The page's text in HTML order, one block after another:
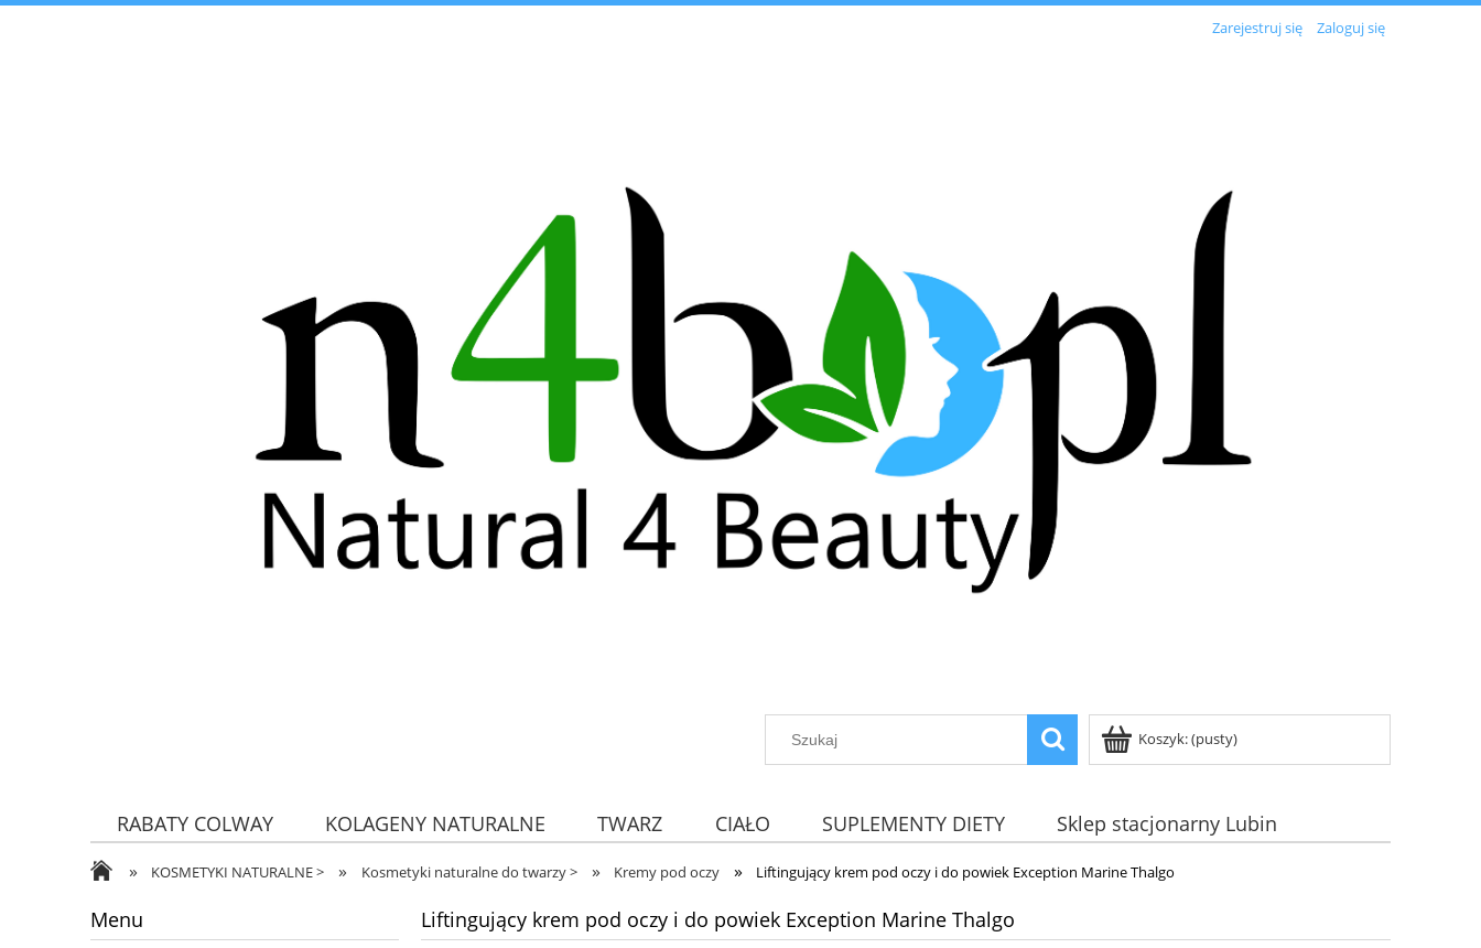
Zarejestruj się Zaloguj się
Koszyk:(pusty)
RABATY COLWAY KOLAGENY NATURALNE TWARZ CIAŁO SUPLEMENTY DIETY
Sklep stacjonarny Lubin
ZDROWA ŻYWNOŚĆ
» KOSMETYKI NATURALNE > » Kosmetyki naturalne do twarzy > » Kremy pod oczy » Liftingujący krem pod oczy i do powiek Exception Marine Thalgo
Menu Liftingujący krem pod oczy i do powiek Exception Marine Thalgo